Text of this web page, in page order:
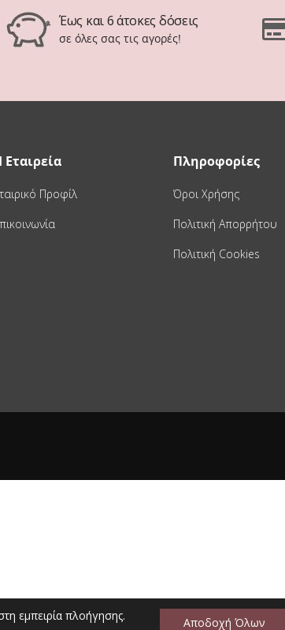
Έως και 6 άτοκες δόσεις
σε όλες σας τις αγορές!
Εταιρεία
Προφίλ
Πληροφορίες
Όροι Χρήσης
Πολιτική Απορρήτου
Πολιτική Cookies
εμπειρία πλοήγησης.
Αποδοχή Όλων